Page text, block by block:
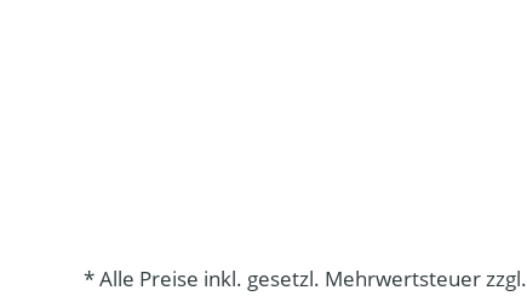
* Alle Preise inkl. gesetzl. Mehrwertsteuer zzgl.